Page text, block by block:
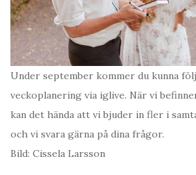
Under september kommer du kunna
veckoplanering via iglive. När vi
kan det hända att vi bjuder in fler i
och vi svara gärna på dina frågor.
Bild: Cissela Larsson